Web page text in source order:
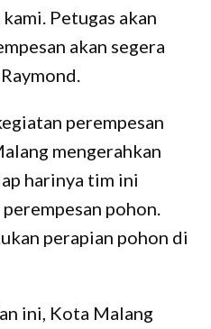
Petugas akan
akan segera
perempesan
mengerahkan
harinya tim ini
pohon.
perapian pohon di
ini, Kota Malang